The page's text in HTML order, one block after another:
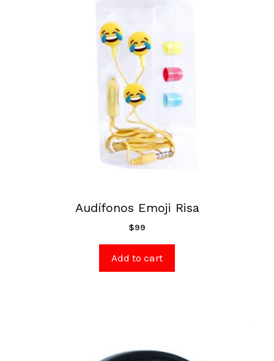
Audífonos Emoji Risa
$99
Add to cart